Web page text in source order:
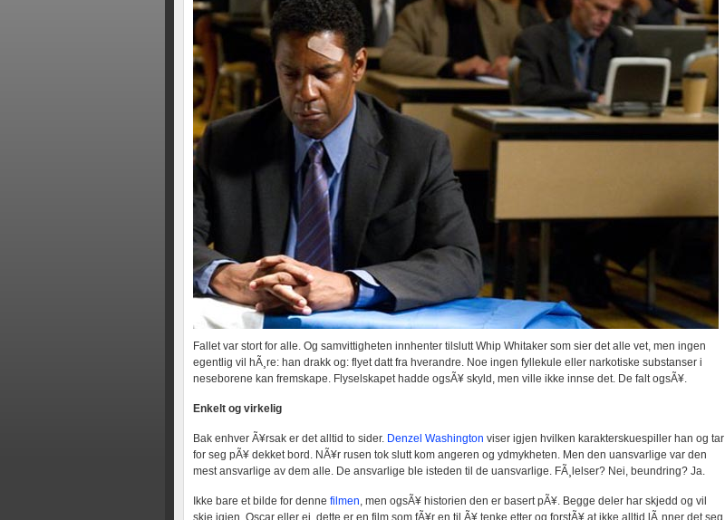
Fallet var stort for alle. Og samvittigheten innhenter tilslutt Whip Whitaker som sier det alle vet, men ingen
egentlig vil hÃ¸re: han drakk og: flyet datt fra hverandre. Noe ingen fyllekule eller narkotiske substanser i
neseborene kan fremskape. Flyselskapet hadde ogsÃ¥ skyld, men ville ikke innse det. De falt ogsÃ¥.
Enkelt og virkelig
Bak enhver Ã¥rsak er det alltid to sider. Denzel Washington viser igjen hvilken karakterskuespiller han og tar
for seg pÃ¥ dekket bord. NÃ¥r rusen tok slutt kom angeren og ydmykheten. Men den uansvarlige var den
mest ansvarlige av dem alle. De ansvarlige ble isteden til de uansvarlige. FÃ¸lelser? Nei, beundring? Ja.
Ikke bare et bilde for denne filmen, men ogsÃ¥ historien den er basert pÃ¥. Begge deler har skjedd og vil
skje igjen. Oscar eller ei, dette er en film som fÃ¥r en til Ã¥ tenke etter og forstÃ¥ at ikke alltid lÃ¸nner det seg